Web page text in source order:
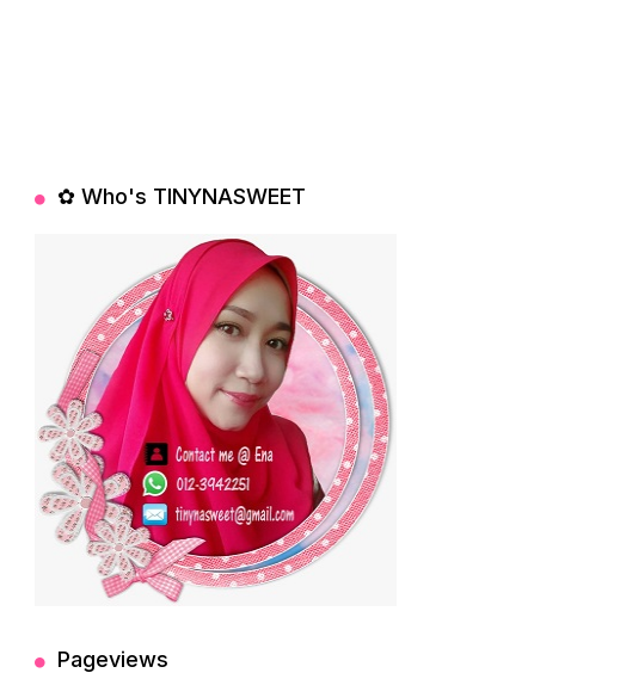
✿ Who's TINYNASWEET
Pageviews